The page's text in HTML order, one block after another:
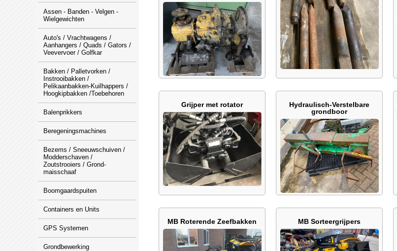
Assen - Banden - Velgen -
Wielgewichten
Auto's / Vrachtwagens /
Aanhangers / Quads / Gators /
Veevervoer / Golfkar
Bakken / Palletvorken /
Instrooibakken /
Pelikaanbakken-Kuilhappers /
Hoogkipbakken /Toebehoren
Balenprikkers
Beregeningsmachines
Bezems / Sneeuwschuiven /
Modderschaven /
Zoutstrooiers / Grond-
maisschaaf
Boomgaardspuiten
Containers en Units
GPS Systemen
Grondbewerking
Grijper met rotator
Hydraulisch-Verstelbare
grondboor
MB Roterende Zeefbakken MB Sorteergrijpers